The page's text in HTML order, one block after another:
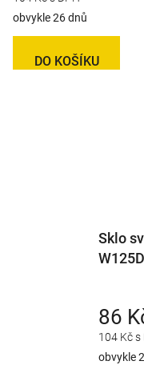
obvykle 26 dnů
DO KOŠÍKU
Sklo
104 Kč s
86
obvykle